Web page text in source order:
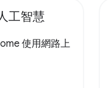
工智慧
使用網路上